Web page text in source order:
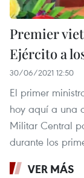
Premier
Ejército a
30/06/2021 12:50
El primer
hoy aquí a una
Militar Central
durante los
VER MÁS